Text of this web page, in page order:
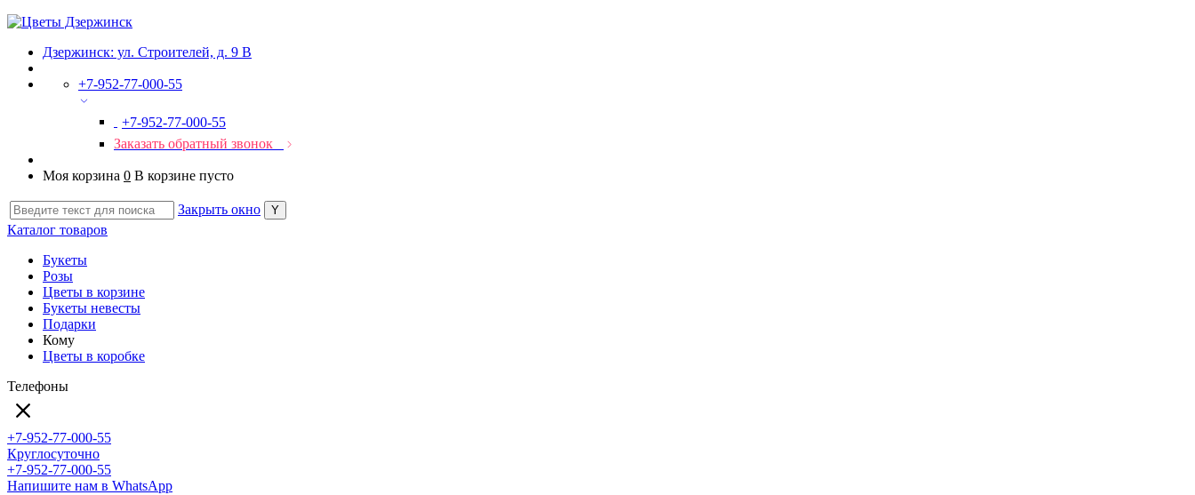
Дзержинск: ул. Строителей, д. 9 В
+7-952-77-000-55
+7-952-77-000-55
Заказать обратный звонок
Моя корзина 0 В корзине пусто
Закрыть окно
Каталог товаров
Букеты
Розы
Цветы в корзине
Букеты невесты
Подарки
Кому
Цветы в коробке
Телефоны
+7-952-77-000-55
Круглосуточно
+7-952-77-000-55
Напишите нам в WhatsApp